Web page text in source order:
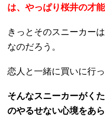
は、やっぱり桜井の才能
きっとそのスニーカー
なのだろう。
恋人と一緒に買いに行っ
そんなスニーカーがく
のやるせない心境をあ